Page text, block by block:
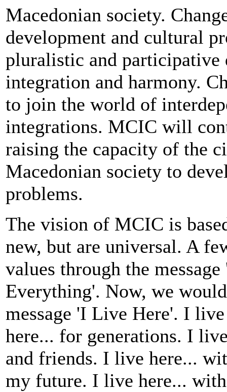
Macedonian society.
development and cultural
pluralistic and participative
integration and harmony.
to join the world of
integrations. MCIC will
raising the capacity of the
Macedonian society to
problems.
The vision of MCIC is
new, but are universal. A
values through the
Everything'. Now, we
message 'I Live Here'. I
here... for generations. I
and friends. I live here...
my future. I live here...